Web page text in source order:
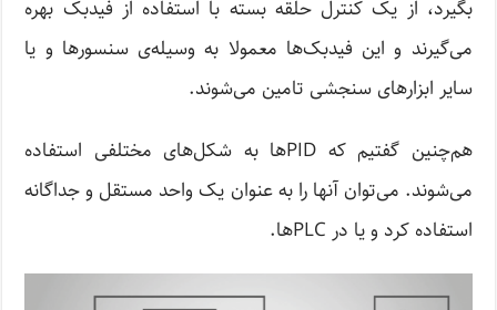
بگیرد، از یک کنترل حلقه بسته با استفاده از فیدبک بهره
می‌گیرند و این فیدبک‌ها معمولا به وسیله‌ی سنسورها و یا
سایر ابزارهای سنجشی تامین می‌شوند.
هم‌چنین گفتیم که PIDها به شکل‌های مختلفی استفاده
می‌شوند. می‌توان آنها را به عنوان یک واحد مستقل و جداگانه
استفاده کرد و یا در PLCها.